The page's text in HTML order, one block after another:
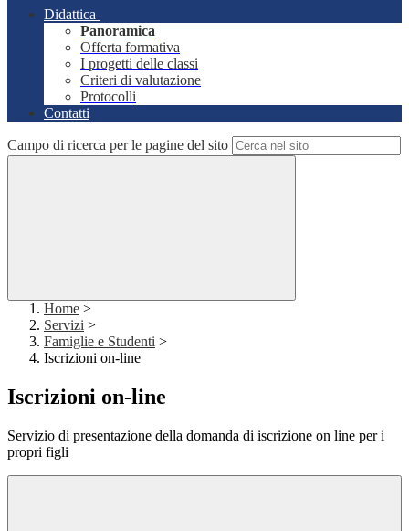
Didattica
Panoramica
Offerta formativa
I progetti delle classi
Criteri di valutazione
Protocolli
Contatti
Campo di ricerca per le pagine del sito
Home >
Servizi >
Famiglie e Studenti >
Iscrizioni on-line
Iscrizioni on-line
Servizio di presentazione della domanda di iscrizione on line per i
propri figli